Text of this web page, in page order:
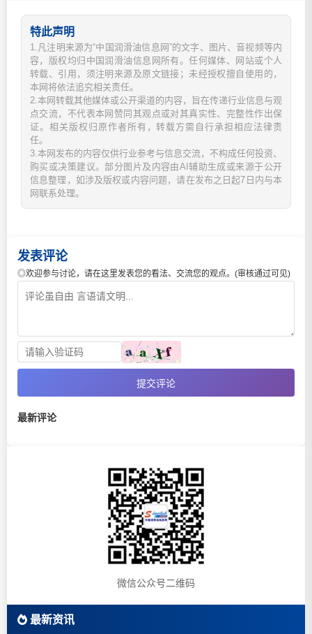
特此声明
1.凡注明来源为“中国润滑油信息网”的文字、图片、音视频等内
容，版权均归中国润滑油信息网所有。任何媒体、网站或个人
转载、引用，须注明来源及原文链接；未经授权擅自使用的，
本网将依法追究相关责任。
2.本网转载其他媒体或公开渠道的内容，旨在传递行业信息与观
点交流，不代表本网赞同其观点或对其真实性、完整性作出保
证。相关版权归原作者所有，转载方需自行承担相应法律责
任。
3.本网发布的内容仅供行业参考与信息交流，不构成任何投资、
购买或决策建议。部分图片及内容由AI辅助生成或来源于公开
信息整理，如涉及版权或内容问题，请在发布之日起7日内与本
网联系处理。
发表评论
◎欢迎参与讨论，请在这里发表您的看法、交流您的观点。(审核通过可见)
提交评论
最新评论
微信公众号二维码
最新资讯